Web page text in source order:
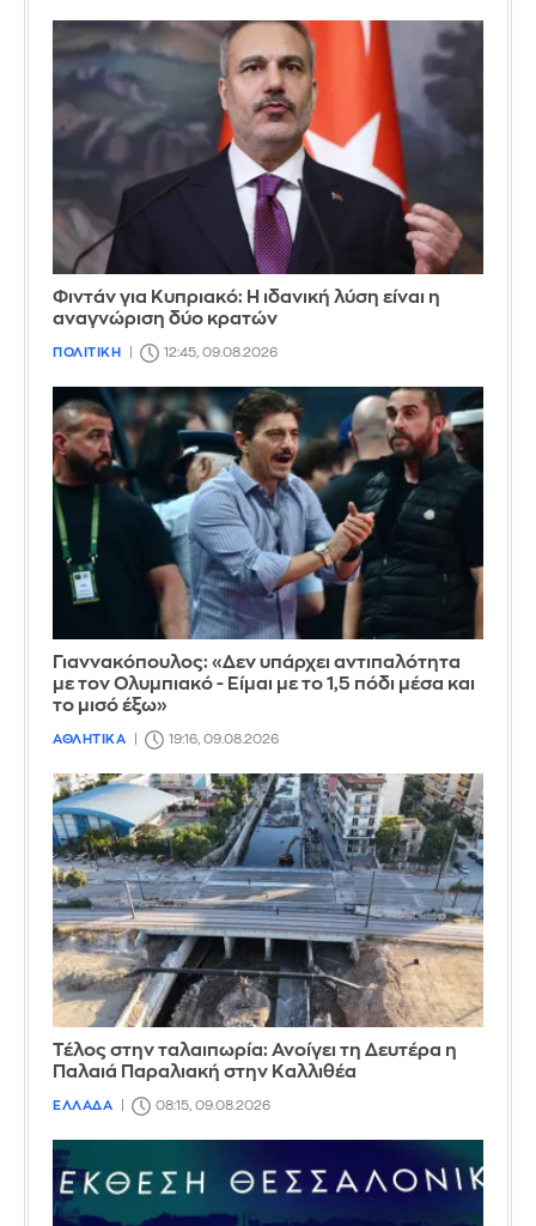
Φιντάν για Κυπριακό: Η ιδανική λύση είναι η
αναγνώριση δύο κρατών
ΠΟΛΙΤΙΚΗ 12:45, 09.08.2026
Γιαννακόπουλος: «Δεν υπάρχει αντιπαλότητα
με τον Ολυμπιακό - Είμαι με το 1,5 πόδι μέσα και
το μισό έξω»
ΑΘΛΗΤΙΚΑ 19:16, 09.08.2026
Τέλος στην ταλαιπωρία: Ανοίγει τη Δευτέρα η
Παλαιά Παραλιακή στην Καλλιθέα
ΕΛΛΑΔΑ 08:15, 09.08.2026